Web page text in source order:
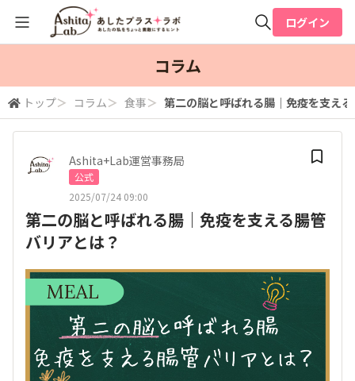
検索
ログイン
コラム
トップ＞ コラム＞ 食事＞ 第二の脳と呼ばれる腸｜免疫を支え
Ashita+Lab運営事務局
公式
2025/07/24 09:00
第二の脳と呼ばれる腸｜免疫を支える腸管
バリアとは？